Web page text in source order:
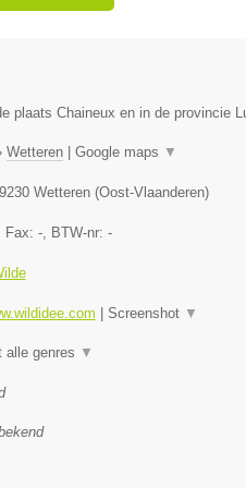
plaats Chaineux en in de provincie
Wetteren| Google maps ▼
9230 Wetteren(Oost-Vlaanderen)
Fax: -, BTW-nr: -
Screenshot ▼
alle genres ▼